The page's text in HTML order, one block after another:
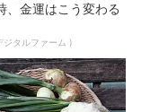
、金運はこう変わる
ジタルファーム )